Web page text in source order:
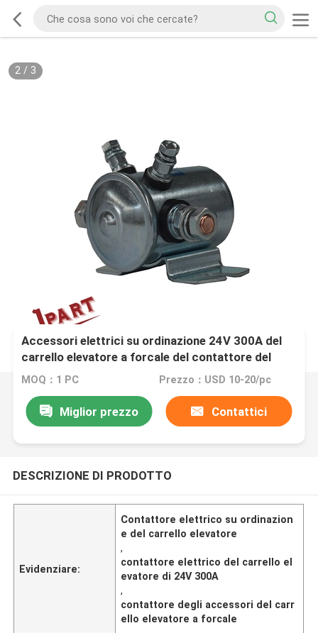
2/ 3
Accessori elettrici su ordinazione 24V 300A del
carrello elevatore a forcale del contattore del
carrello elevatore
MOQ：1 PC Prezzo：USD 10-20/pc
Miglior prezzo Contattici
DESCRIZIONE DI PRODOTTO
Evidenziare:
Contattore elettrico su ordinazion
e del carrello elevatore
,
contattore elettrico del carrello el
evatore di 24V 300A
,
contattore degli accessori del carr
ello elevatore a forcale